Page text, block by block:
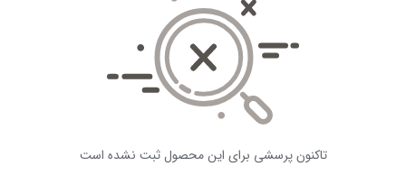
تاکنون پرسشی برای این محصول ثبت نشده است